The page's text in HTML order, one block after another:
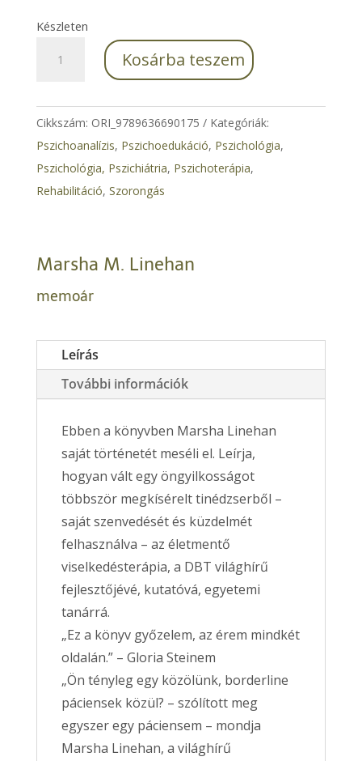
5.145 Ft.4.630 Ft.
Készleten
amit
érdemes
élni
mennyiség
Kosárba teszem
Cikkszám: ORI_9789636690175
Kategóriák:
Pszichoanalízis, ​Pszichoedukáció, Pszichológia,
Pszichológia, Pszichiátria, Pszichoterápia,
Rehabilitáció, Szorongás
Marsha M. Linehan
memoár
Leírás
További információk
Ebben a könyvben Marsha Linehan
saját történetét meséli el. Leírja,
hogyan vált egy öngyilkosságot
többször megkísérelt tinédzserből –
saját szenvedését és küzdelmét
felhasználva – az életmentő
viselkedésterápia, a DBT világhírű
fejlesztőjévé, kutatóvá, egyetemi
tanárrá.
„Ez a könyv győzelem, az érem mindkét
oldalán.” – Gloria Steinem
„Ön tényleg egy közölünk, borderline
páciensek közül? – szólított meg
egyszer egy páciensem – mondja
Marsha Linehan, a világhírű